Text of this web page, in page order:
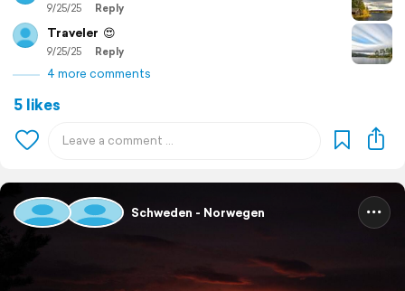
9/25/25 Reply
Traveler 😍
9/25/25 Reply
4 more comments
5 likes
Schweden - Norwegen